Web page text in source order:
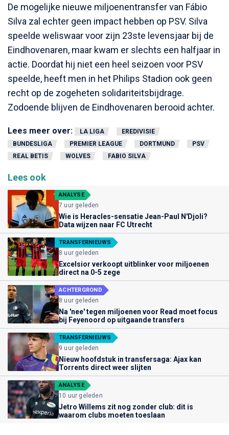
De mogelijke nieuwe miljoenentransfer van Fábio
Silva zal echter geen impact hebben op PSV. Silva
speelde weliswaar voor zijn 23ste levensjaar bij de
Eindhovenaren, maar kwam er slechts een halfjaar in
actie. Doordat hij niet een heel seizoen voor PSV
speelde, heeft men in het Philips Stadion ook geen
recht op de zogeheten solidariteitsbijdrage.
Zodoende blijven de Eindhovenaren berooid achter.
Lees meer over: LA LIGA
EREDIVISIE
BUNDESLIGA
PREMIER LEAGUE DORTMUND
PSV
REAL BETIS
WOLVES FABIO SILVA
Lees ook
ANALYSE
7 uur geleden
Wie is Heracles-sensatie Jean-Paul N'Djoli?
Data wijzen naar FC Utrecht
TRANSFERNIEUWS
8 uur geleden
Excelsior verkoopt uitblinker voor miljoenen
direct na 0-5 zege
ACHTERGROND
8 uur geleden
Na 'nee' tegen miljoenen voor Read moet focus
bij Feyenoord op uitgaande transfers
TRANSFERNIEUWS
9 uur geleden
Nieuw hoofdstuk in transfersaga: Ajax kan
Torrents direct weer slijten
ANALYSE
10 uur geleden
Jetro Willems zit nog zonder club: dit is
waarom clubs moeten toeslaan